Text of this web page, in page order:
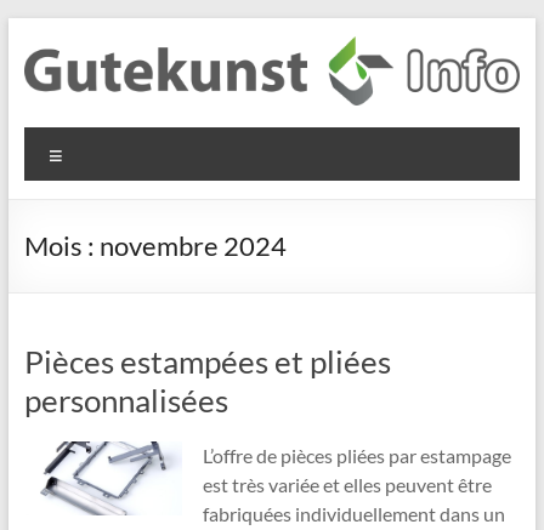
au
contenu
Gutekunst
Formfedern
GmbH
Informationen
Flachmaterial
Mois : novembre 2024
Pièces estampées et pliées
personnalisées
L’offre de pièces pliées par estampage
est très variée et elles peuvent être
fabriquées individuellement dans un